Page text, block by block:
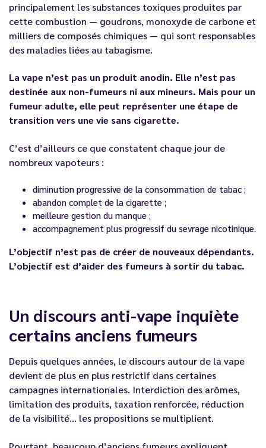
principalement les substances toxiques produites par
cette combustion — goudrons, monoxyde de carbone et
milliers de composés chimiques — qui sont responsables
des maladies liées au tabagisme.
La vape n’est pas un produit anodin. Elle n’est pas
destinée aux non-fumeurs ni aux mineurs. Mais pour un
fumeur adulte, elle peut représenter une étape de
transition vers une vie sans cigarette.
C’est d’ailleurs ce que constatent chaque jour de
nombreux vapoteurs :
diminution progressive de la consommation de tabac ;
abandon complet de la cigarette ;
meilleure gestion du manque ;
accompagnement plus progressif du sevrage nicotinique.
L’objectif n’est pas de créer de nouveaux dépendants.
L’objectif est d’aider des fumeurs à sortir du tabac.
Un discours anti-vape inquiète
certains anciens fumeurs
Depuis quelques années, le discours autour de la vape
devient de plus en plus restrictif dans certaines
campagnes internationales. Interdiction des arômes,
limitation des produits, taxation renforcée, réduction
de la visibilité… les propositions se multiplient.